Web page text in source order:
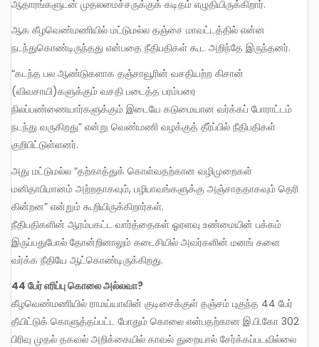
ஆதாரங்களுடன் முதலமைச்சருக்குக் கடிதம் எழுதியிருக்கிறார்.
ஆக கீழவெண்மணியில் மட்டுமல்ல தஞ்சை மாவட்டத்தில் என்ன
நடந்துகொண்டிருந்தது என்பதை நீதிபதிகள் கூட அறிந்தே இருந்தனர்.
“கடந்த பல ஆண்டுகளாக தஞ்சாவூரின் வசதியற்ற கிசான்
(விவசாயி)களுக்கும் வசதி படைத்த பரம்பரை
நிலப்பண்ணையார்களுக்கும் இடையே கடுமையான வர்க்கப் போராட்டம்
நடந்து வருகிறது” என்று வெண்மணி வழக்குத் தீர்ப்பில் நீதிபதிகள்
குறிபிட்டுள்ளனர்.
அது மட்டுமல்ல “தற்காத்துக் கொள்வதற்கான வழிமுறைகள்
மனிதாபிமானம் அற்றதாகவும், பழிபாவங்களுக்கு அஞ்சாததாகவும் தெரி
கின்றன” என்றும் கூறியிருக்கிறார்கள்.
நீதிபதிகளின் ஆரம்பகட்ட வார்த்தைகள் ஓரளவு உண்மையின் பக்கம்
இருப்பதுபோல் தோன்றினாலும் கடைசியில் அவர்களின் மனங் களை
வர்க்க நீதியே ஆட்கொண்டிருக்கிறது.
44 பேர் எரிப்பு கொலை அல்லவா?
கீழவெண்மணியில் ராமய்யாவின் குடிசைக்குள் தஞ்சம் புகுந்த 44 பேர்
தீயிட்டுக் கொளுத்தப்பட்ட போதும் கொலை என்பதற்கான இ.பி.கோ 302
பிரிவு முதல் தகவல் அறிக்கையில் காவல் துறையால் சேர்க்கப்படவில்லை